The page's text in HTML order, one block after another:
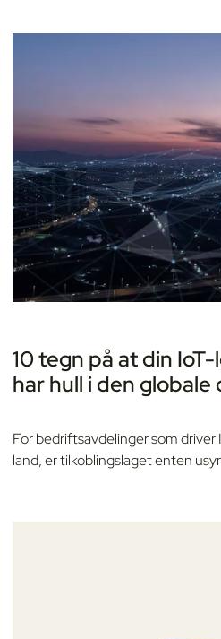
10 tegn på at din
har hull i den globale
For bedriftsavdelinger som driver
land, er tilkoblingslaget enten